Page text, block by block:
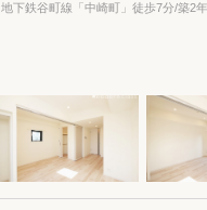
地下鉄谷町線「中崎町」徒歩7分/築2年